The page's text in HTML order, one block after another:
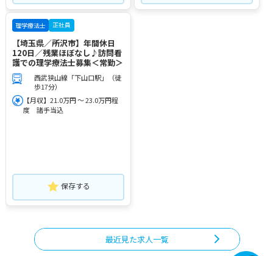
理学療法士 正社員
【埼玉県／所沢市】年間休日
120日／残業ほぼなし♪訪問看
護での理学療法士募集＜常勤＞
西武狭山線「下山口駅」（徒
歩17分）
【月収】21.0万円 ～ 23.0万円程
度 諸手当込
保存する
最近見た求人一覧